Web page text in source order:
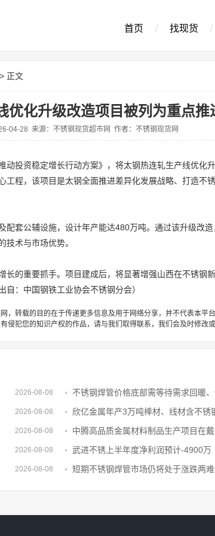
首页 / 找现货 /
> 正文
优化升级改造项目被列为重点推
04-28 来源：不锈钢现货超市网 作者：不锈钢现货网
动投资稳定增长行动方案》，将太钢热连轧生产线优化
工程，该项目是太钢全面推进差异化发展战略、打造不
配套公辅设施，设计年产能达480万吨。通过该升级改
技术与市场优势。
长的重要抓手。项目建成后，将显著增强山西在不锈钢
：中国钢铁工业协会不锈钢分会）
，转载的目的在于传递更多信息及用于网络分享，并不代表本平
犯您的知识产权的作品，请与我们取得联系，我们会及时修改或
2026-08-08
2026-08-08
2026-08-08
2026-08-08 武进不锈上半年度净利润预计-4900万
2026-08-08